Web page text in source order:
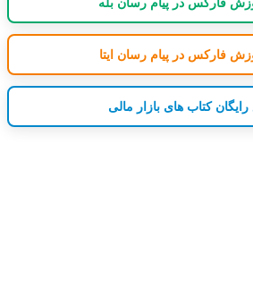
فارکس در پیام رسان ایتا
کتاب های بازار مالی